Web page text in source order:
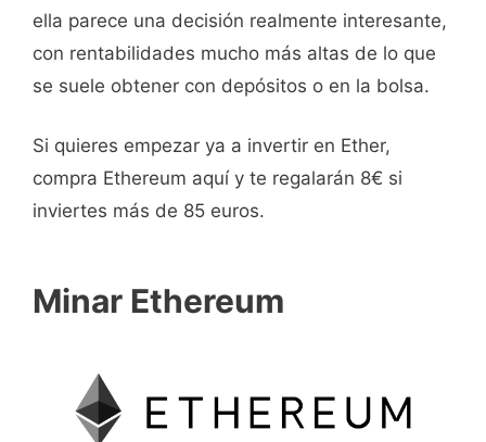
ella parece una decisión realmente interesante,
con rentabilidades mucho más altas de lo que
se suele obtener con depósitos o en la bolsa.
Si quieres empezar ya a invertir en Ether,
compra Ethereum aquí y te regalarán 8€ si
inviertes más de 85 euros.
Minar Ethereum